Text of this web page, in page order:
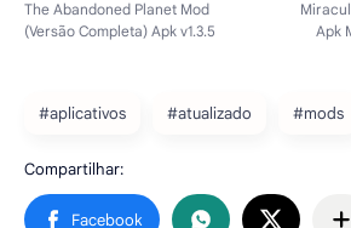
#aplicativos #atualizado #mods